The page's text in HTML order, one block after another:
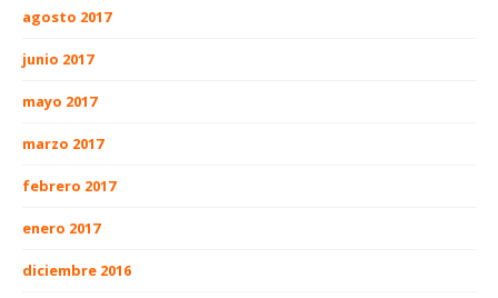
agosto 2017
junio 2017
mayo 2017
marzo 2017
febrero 2017
enero 2017
diciembre 2016